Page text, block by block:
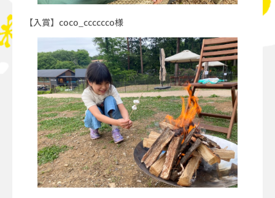
【入賞】coco_cccccco様